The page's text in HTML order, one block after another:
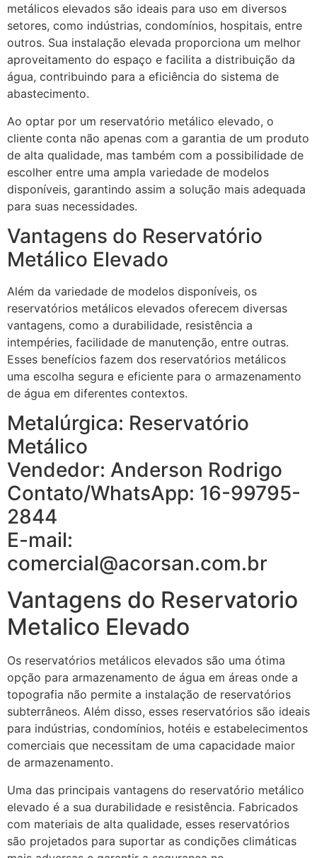
metálicos elevados são ideais para uso em diversos
setores, como indústrias, condomínios, hospitais, entre
outros. Sua instalação elevada proporciona um melhor
aproveitamento do espaço e facilita a distribuição da
água, contribuindo para a eficiência do sistema de
abastecimento.
Ao optar por um reservatório metálico elevado, o
cliente conta não apenas com a garantia de um produto
de alta qualidade, mas também com a possibilidade de
escolher entre uma ampla variedade de modelos
disponíveis, garantindo assim a solução mais adequada
para suas necessidades.
Vantagens do Reservatório
Metálico Elevado
Além da variedade de modelos disponíveis, os
reservatórios metálicos elevados oferecem diversas
vantagens, como a durabilidade, resistência a
intempéries, facilidade de manutenção, entre outras.
Esses benefícios fazem dos reservatórios metálicos
uma escolha segura e eficiente para o armazenamento
de água em diferentes contextos.
Metalúrgica: Reservatório
Metálico
Vendedor: Anderson Rodrigo
Contato/WhatsApp: 16-99795-
2844
E-mail:
comercial@acorsan.com.br
Vantagens do Reservatorio
Metalico Elevado
Os reservatórios metálicos elevados são uma ótima
opção para armazenamento de água em áreas onde a
topografia não permite a instalação de reservatórios
subterrâneos. Além disso, esses reservatórios são ideais
para indústrias, condomínios, hotéis e estabelecimentos
comerciais que necessitam de uma capacidade maior
de armazenamento.
Uma das principais vantagens do reservatório metálico
elevado é a sua durabilidade e resistência. Fabricados
com materiais de alta qualidade, esses reservatórios
são projetados para suportar as condições climáticas